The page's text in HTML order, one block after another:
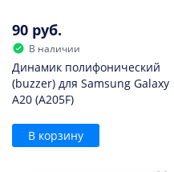
90 руб.
В наличии
Динамик полифонический
(buzzer) для Samsung Galaxy
A20 (A205F)
В корзину